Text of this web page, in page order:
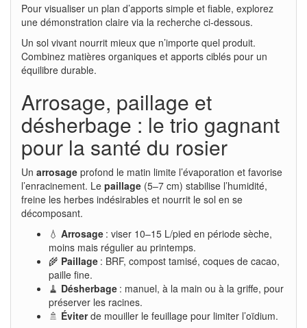
Pour visualiser un plan d’apports simple et fiable, explorez
une démonstration claire via la recherche ci-dessous.
Un sol vivant nourrit mieux que n’importe quel produit.
Combinez matières organiques et apports ciblés pour un
équilibre durable.
Arrosage, paillage et
désherbage : le trio gagnant
pour la santé du rosier
Un arrosage profond le matin limite l’évaporation et favorise
l’enracinement. Le paillage (5–7 cm) stabilise l’humidité,
freine les herbes indésirables et nourrit le sol en se
décomposant.
💧 Arrosage : viser 10–15 L/pied en période sèche,
moins mais régulier au printemps.
🌾 Paillage : BRF, compost tamisé, coques de cacao,
paille fine.
🧹 Désherbage : manuel, à la main ou à la griffe, pour
préserver les racines.
🚿 Éviterde mouiller le feuillage pour limiter l’oïdium.